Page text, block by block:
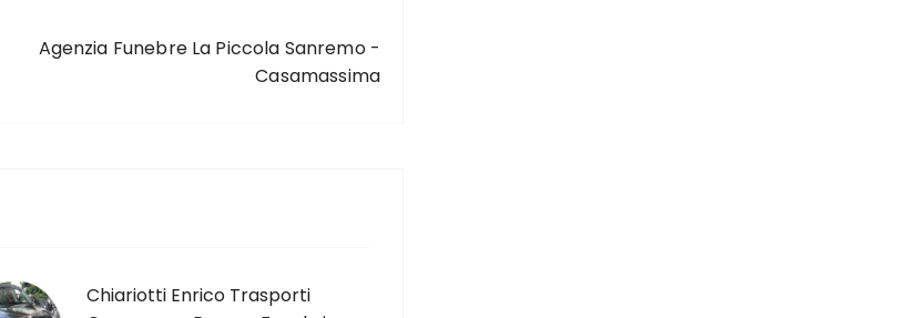
Agenzia Funebre La Piccola Sanremo -
Casamassima
Chiariotti Enrico Trasporti